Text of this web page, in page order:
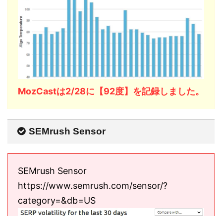
MozCastは2/28に【92度】を記録しました。
SEMrush Sensor
SEMrush Sensor
https://www.semrush.com/sensor/?
category=&db=US